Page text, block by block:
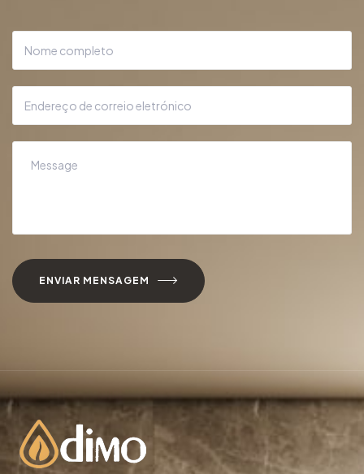
ENVIAR MENSAGEM